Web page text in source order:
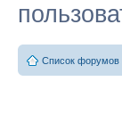
Список форумов